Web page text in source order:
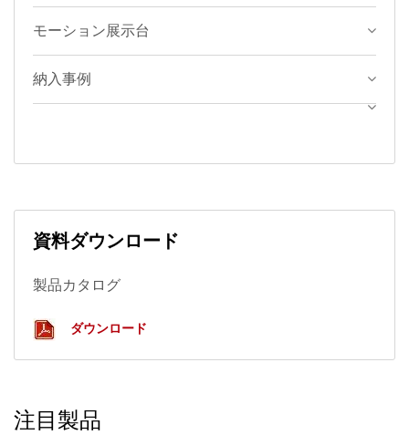
モーション展示台
納入事例
資料ダウンロード
製品カタログ
ダウンロード
注目製品